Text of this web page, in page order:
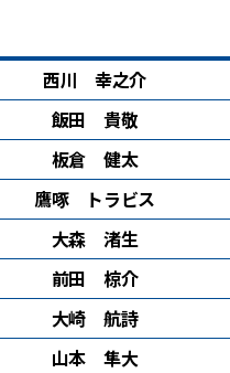
西川 幸之介
飯田 貴敬
板倉 健太
鷹啄 トラビス
大森 渚生
前田 椋介
大崎 航詩
山本 隼大